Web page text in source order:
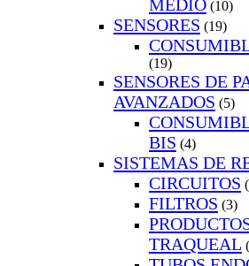
MEDIO (10)
SENSORES (19)
(19)
SENSORES DE
AVANZADOS (5)
BIS (4)
SISTEMAS DE
CIRCUITOS
FILTROS (3)
TRAQUEAL